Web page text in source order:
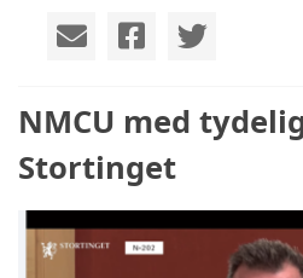
NMCU med
Stortinget